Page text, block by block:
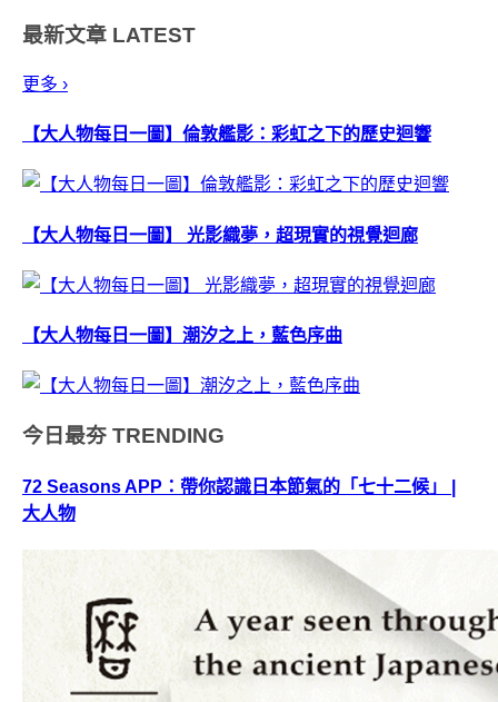
最新文章 LATEST
更多 ›
【大人物每日一圖】倫敦艦影：彩虹之下的歷史迴響
【大人物每日一圖】 光影織夢，超現實的視覺迴廊
【大人物每日一圖】潮汐之上，藍色序曲
今日最夯 TRENDING
72 Seasons APP：帶你認識日本節氣的「七十二候」 |
大人物